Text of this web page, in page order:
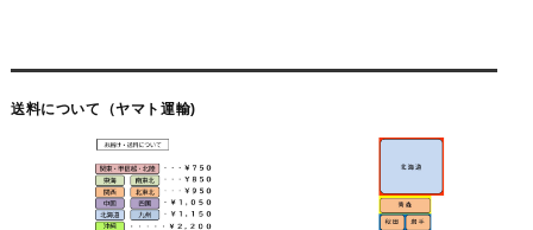
送料について（ヤマト運輸)